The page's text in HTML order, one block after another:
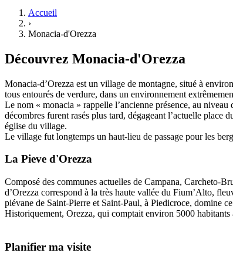
Accueil
›
Monacia-d'Orezza
Découvrez Monacia-d'Orezza
Monacia-d’Orezza est un village de montagne, situé à
tous entourés de verdure, dans un environnement
Le nom « monacia » rappelle l’ancienne présence, au
décombres furent rasés plus tard, dégageant l’actuelle place
église du village.
Le village fut longtemps un haut-lieu de passage pour les
La Pieve d'Orezza
Composé des communes actuelles de Campana, Carcheto-
d’Orezza correspond à la très haute vallée du Fium’Alto,
piévane de Saint-Pierre et Saint-Paul, à Piedicroce, domine
Historiquement, Orezza, qui comptait environ 5000
Planifier ma visite